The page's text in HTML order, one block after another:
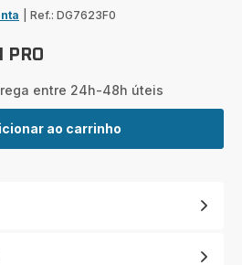
Ref.: DG7623F0
PRO
entre 24h-48h úteis
ao carrinho